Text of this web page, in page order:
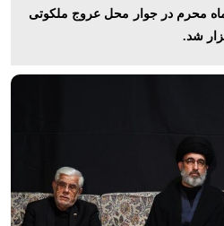
محرم در جوار محل عروج ملکوتی
شد.